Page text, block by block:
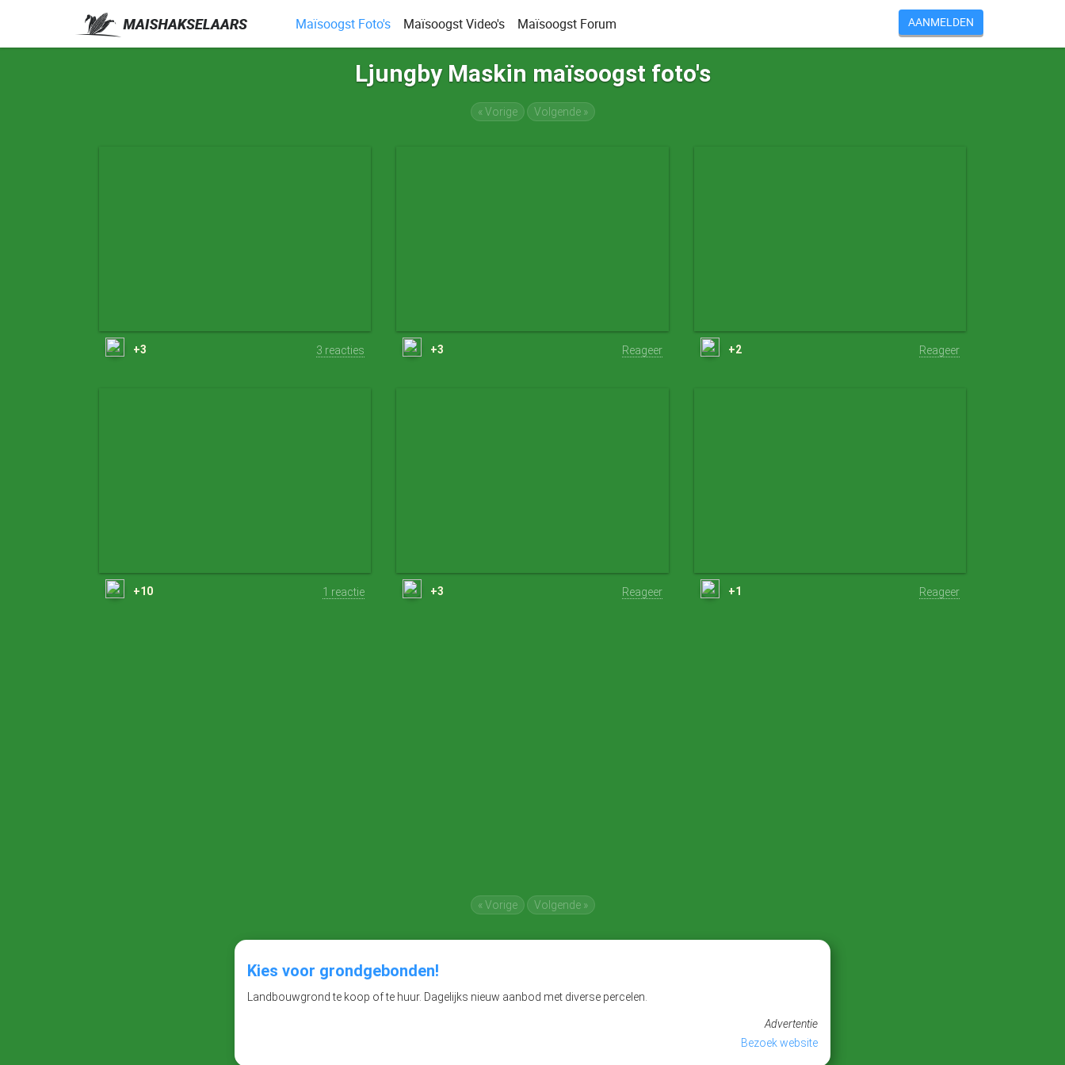
Maïsoogst Foto's Maïsoogst Video's Maïsoogst Forum AANMELDEN
Ljungby Maskin maïsoogst foto's
« Vorige Volgende »
+3 3 reacties +3 Reageer +2 Reageer
+10 1 reactie +3 Reageer +1 Reageer
« Vorige Volgende »
Kies voor grondgebonden!
Landbouwgrond te koop of te huur. Dagelijks nieuw aanbod met diverse percelen.
Advertentie
Bezoek website